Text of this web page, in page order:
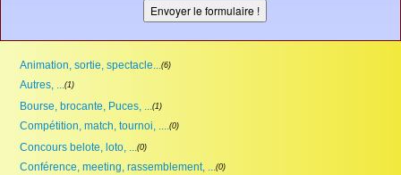
Animation, sortie, spectacle...(6)
Autres, ...(1)
Bourse, brocante, Puces, ...(1)
Compétition, match, tournoi, ....(0)
Concours belote, loto, ...(0)
Conférence, meeting, rassemblement, ...(0)